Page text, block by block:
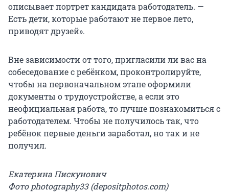
описывает портрет кандидата работодатель. —
Есть дети, которые работают не первое лето,
приводят друзей».
Вне зависимости от того, пригласили ли вас на
собеседование с ребёнком, проконтролируйте,
чтобы на первоначальном этапе оформили
документы о трудоустройстве, а если это
неофициальная работа, то лучше познакомиться с
работодателем. Чтобы не получилось так, что
ребёнок первые деньги заработал, но так и не
получил.
Екатерина Пискунович
Фото photography33 (depositphotos.com)